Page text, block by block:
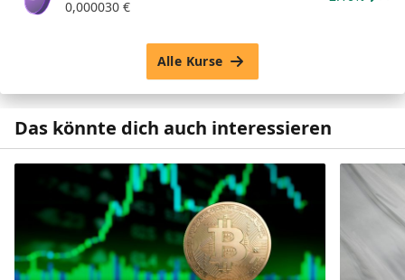
0,000030 €
Alle Kurse
Das könnte dich auch interessieren